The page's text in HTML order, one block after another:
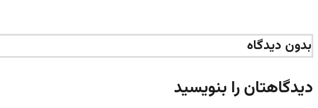
بدون دیدگاه
دیدگاهتان را بنویسید